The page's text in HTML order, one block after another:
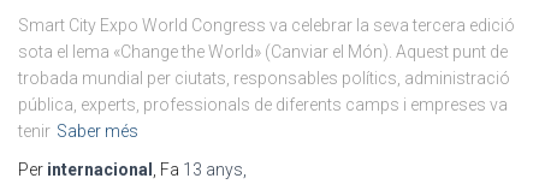
Smart City Expo World Congress va celebrar la seva tercera edició
sota el lema «Change the World» (Canviar el Món). Aquest punt de
trobada mundial per ciutats, responsables polítics, administració
pública, experts, professionals de diferents camps i empreses va
tenir Saber més
Per internacional , Fa 13 anys